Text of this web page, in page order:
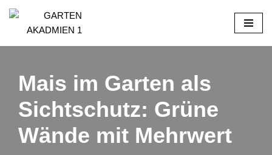
to
Mais im Garten als
Sichtschutz: Grüne
Wände mit Mehrwert